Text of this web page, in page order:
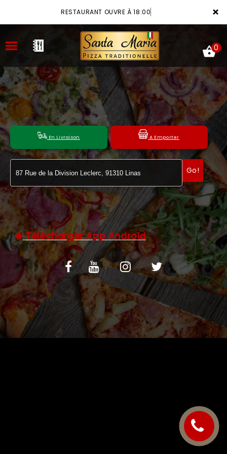
×
RESTAURANT OUVRE À 18:00
ACCUEIL
LA CARTE
VOTRE COMPTE
NOTRE RESTAURANT
VOS AVIS
MENTIONS LÉGALES
C.G.V
0
En Livraison A Emporter
Go!
Télécharger App Android